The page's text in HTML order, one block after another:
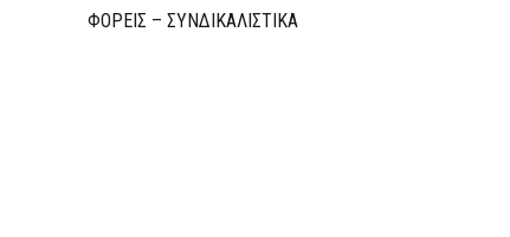
ΦΟΡΕΙΣ – ΣΥΝΔΙΚΑΛΙΣΤΙΚΑ